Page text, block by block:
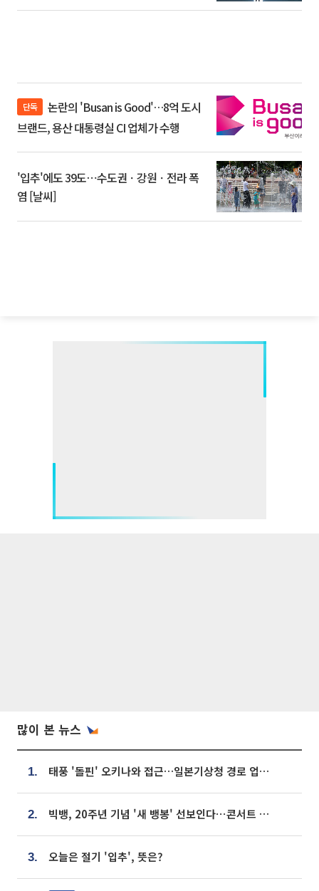
단독
브랜드, 용산 대통령실 CI 업체가 수행
'입추'에도 39도⋯수도권ㆍ강원ㆍ전라 폭
염 [날씨]
많이 본 뉴스
1. 태풍 '돌핀' 오키나와 접근…일본기상청 경로 업데이트
2. 빅뱅, 20주년 기념 '새 뱅봉' 선보인다⋯콘서트 앞두고 팝업 개최
3. 오늘은 절기 '입추', 뜻은?